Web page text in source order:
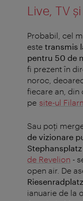
Live, TV
Probabil, cel
este transmis
pentru 50 de
fi prezent în
noroc,
fiecare an, din
pe site-ul
Sau poți
de vizionare
Stephansplatz
de Revelion -
open air. De
Riesenradplatz
ianuarie de la